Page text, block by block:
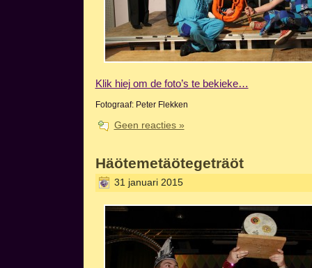
Klik hiej om de foto’s te bekieke…
Fotograaf: Peter Flekken
Geen reacties »
Häötemetäötegeträöt
31 januari 2015